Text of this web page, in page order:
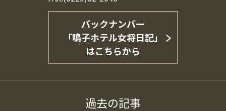
バックナンバー
「鳴子ホテル女将日記」
はこちらから
過去の記事